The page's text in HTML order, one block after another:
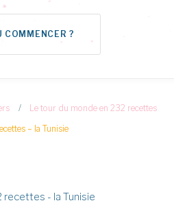
COMMENCER ?
/
Le tour du monde en 232 recettes
– la Tunisie
recettes - la Tunisie